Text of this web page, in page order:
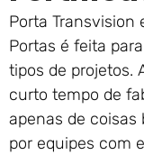
Porta Transvision
Portas é feita
tipos de projetos.
curto tempo de
apenas de coisas
por equipes com